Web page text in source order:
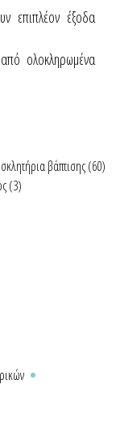
επιπλέον έξοδα
από ολοκληρωμένα
βάπτισης(60)
(3)